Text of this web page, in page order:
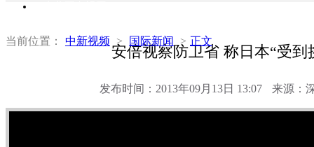
当前位置： 中新视频 > 国际新闻 > 正文
安倍视察防卫省 称日本“受到
发布时间：2013年09月13日 13:07 来源：